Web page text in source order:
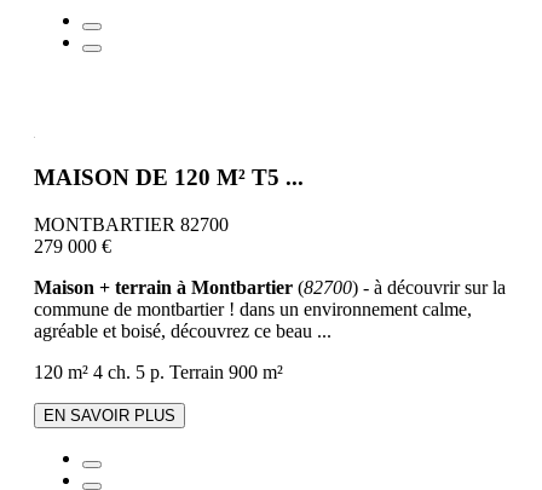
MAISON DE 120 M² T5 ...
MONTBARTIER 82700
279 000 €
Maison + terrain à Montbartier (82700) - à découvrir sur la
commune de montbartier ! dans un environnement calme,
agréable et boisé, découvrez ce beau ...
120 m² 4 ch. 5 p. Terrain 900 m²
EN SAVOIR PLUS